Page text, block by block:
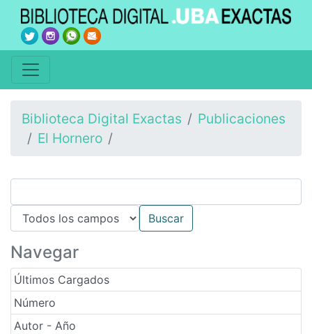
Biblioteca Digital Exactas
Publicaciones
El Hornero
Navegar
Últimos Cargados
Número
Autor - Año